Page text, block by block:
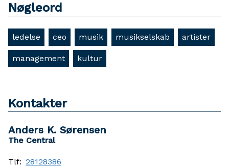
Nøgleord
ledelse ceo musik musikselskab artister
management kultur
Kontakter
Anders K. Sørensen
The Central
Tlf: 28128386